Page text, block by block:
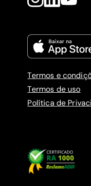
Termos e
Termos de uso
Política de